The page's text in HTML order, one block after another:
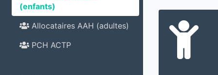
(enfants)
Allocataires AAH (adultes)
PCH ACTP